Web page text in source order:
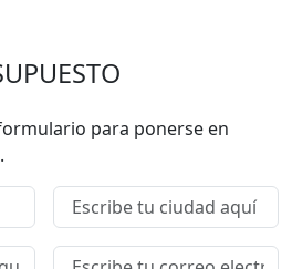
para ponerse en